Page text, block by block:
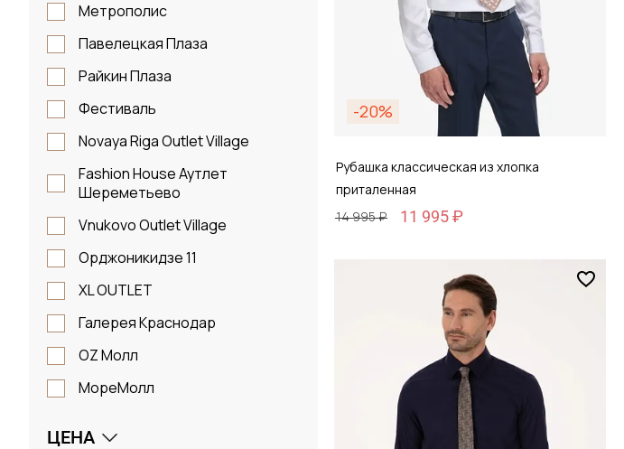
Метрополис
Павелецкая Плаза
Райкин Плаза
Фестиваль
Novaya Riga Outlet Village
Fashion House Аутлет
Шереметьево
Vnukovo Outlet Village
Орджоникидзе 11
XL OUTLET
Галерея Краснодар
OZ Молл
МореМолл
ЦЕНА
-20%
Рубашка классическая из хлопка
приталенная
14 995 ₽
11 995 ₽
Добавить в корзину